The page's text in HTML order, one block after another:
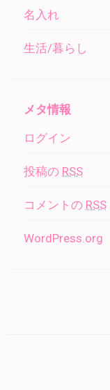
名入れ
生活/暮らし
メタ情報
ログイン
投稿の RSS
コメントの RSS
WordPress.org